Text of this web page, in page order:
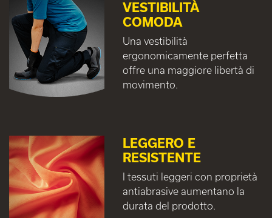
VESTIBILITÀ
COMODA
Una vestibilità
ergonomicamente perfetta
offre una maggiore libertà di
movimento.
LEGGERO E
RESISTENTE
I tessuti leggeri con proprietà
antiabrasive aumentano la
durata del prodotto.